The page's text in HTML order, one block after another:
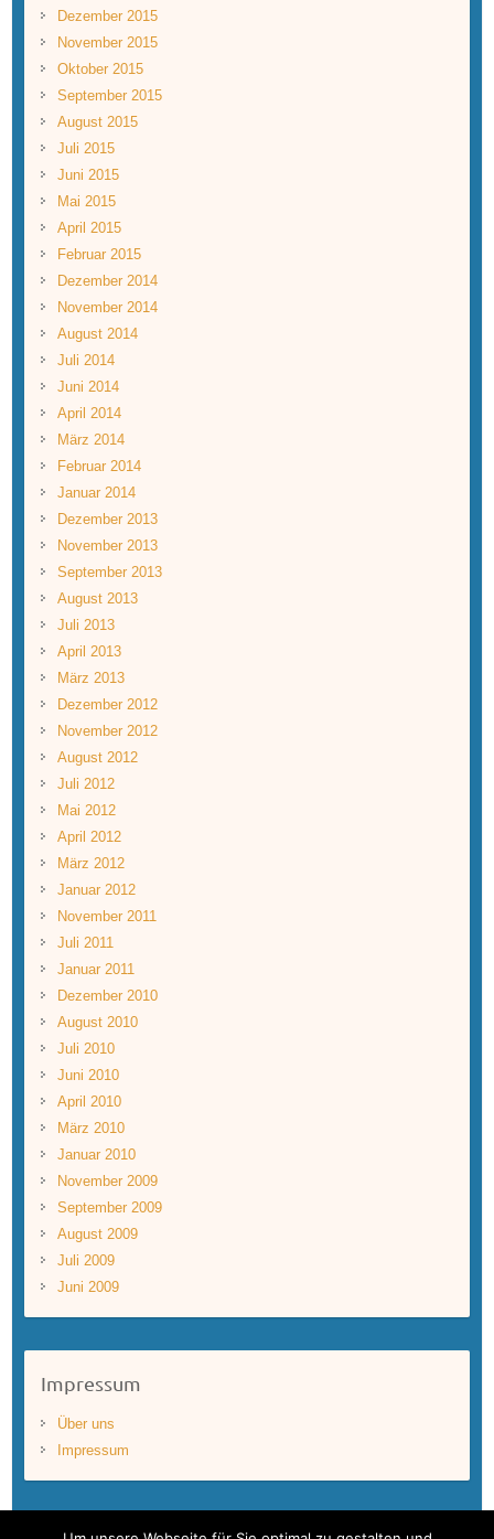
Dezember 2015
November 2015
Oktober 2015
September 2015
August 2015
Juli 2015
Juni 2015
Mai 2015
April 2015
Februar 2015
Dezember 2014
November 2014
August 2014
Juli 2014
Juni 2014
April 2014
März 2014
Februar 2014
Januar 2014
Dezember 2013
November 2013
September 2013
August 2013
Juli 2013
April 2013
März 2013
Dezember 2012
November 2012
August 2012
Juli 2012
Mai 2012
April 2012
März 2012
Januar 2012
November 2011
Juli 2011
Januar 2011
Dezember 2010
August 2010
Juli 2010
Juni 2010
April 2010
März 2010
Januar 2010
November 2009
September 2009
August 2009
Juli 2009
Juni 2009
Impressum
Über uns
Impressum